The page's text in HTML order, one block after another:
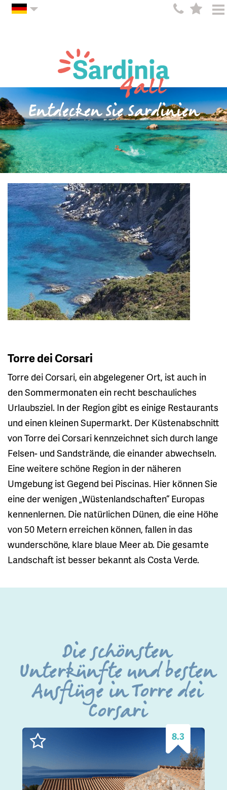
Entdecken Sie Sardinien
Torre dei Corsari
Torre dei Corsari, ein abgelegener Ort, ist auch in
den Sommermonaten ein recht beschauliches
Urlaubsziel. In der Region gibt es einige Restaurants
und einen kleinen Supermarkt. Der Küstenabschnitt
von Torre dei Corsari kennzeichnet sich durch lange
Felsen- und Sandstrände, die einander abwechseln.
Eine weitere schöne Region in der näheren
Umgebung ist Gegend bei Piscinas. Hier können Sie
eine der wenigen „Wüstenlandschaften“ Europas
kennenlernen. Die natürlichen Dünen, die eine Höhe
von 50 Metern erreichen können, fallen in das
wunderschöne, klare blaue Meer ab. Die gesamte
Landschaft ist besser bekannt als Costa Verde.
Die schönsten
Unterkünfte und besten
Ausflüge in Torre dei
Corsari
8.3